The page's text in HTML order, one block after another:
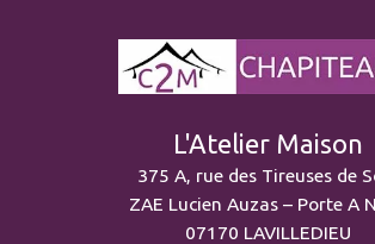
L'Atelier Maison
375 A, rue des Tireuses de
ZAE Lucien Auzas – Porte A
07170 LAVILLEDIEU